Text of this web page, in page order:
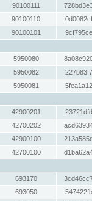
90100111
90100110
90100101
5950080
5950082
5950081
42900201
42700202
42900100
42700100
693170
693050